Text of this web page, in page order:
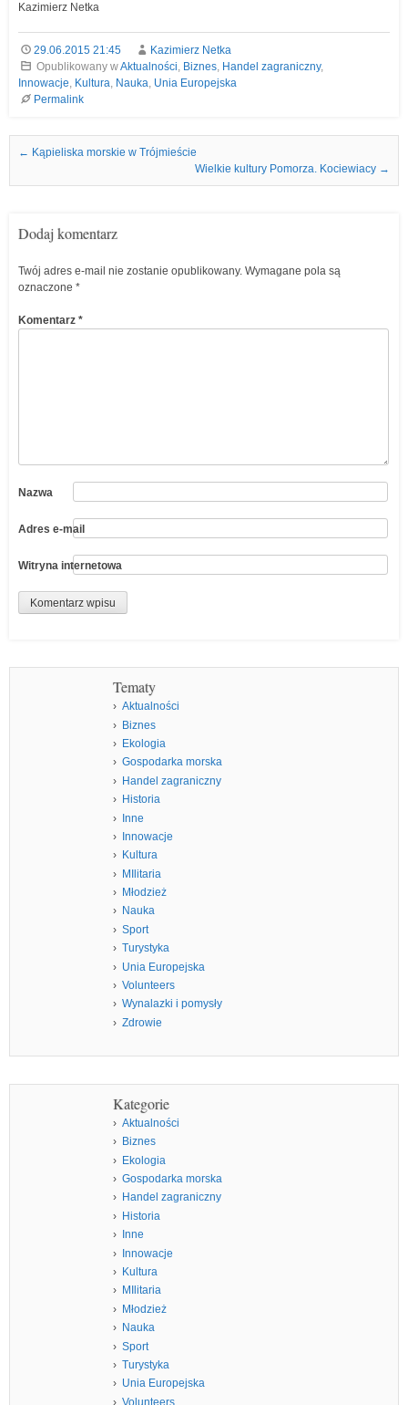
Kazimierz Netka
29.06.2015 21:45
Kazimierz Netka
Opublikowany wAktualności, Biznes, Handel zagraniczny,
Innowacje, Kultura, Nauka, Unia Europejska
Permalink
Nawigacja we wpisach
← Kąpieliska morskie w Trójmieście
Wielkie kultury Pomorza. Kociewiacy →
Dodaj komentarz
Twój adres e-mail nie zostanie opublikowany. Wymagane pola są
oznaczone *
Komentarz *
Nazwa
Adres e-mail
Witryna internetowa
Tematy
Aktualności
Biznes
Ekologia
Gospodarka morska
Handel zagraniczny
Historia
Inne
Innowacje
Kultura
MIlitaria
Młodzież
Nauka
Sport
Turystyka
Unia Europejska
Volunteers
Wynalazki i pomysły
Zdrowie
Kategorie
Aktualności
Biznes
Ekologia
Gospodarka morska
Handel zagraniczny
Historia
Inne
Innowacje
Kultura
MIlitaria
Młodzież
Nauka
Sport
Turystyka
Unia Europejska
Volunteers